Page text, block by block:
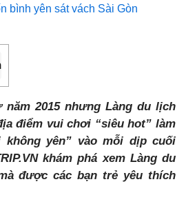
bình yên sát vách Sài Gòn
2015 nhưng Làng du lịch
điểm vui chơi “siêu hot” làm
yên” vào mỗi dịp cuối
khám phá xem Làng du
được các bạn trẻ yêu thích